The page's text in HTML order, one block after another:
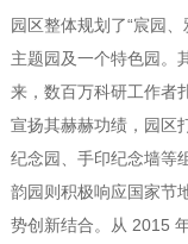
园区整体规划了“宸园
主题园及一个特色园。
来，数百万科研工作者
宣扬其赫赫功绩，园区
纪念园、手印纪念墙等
韵园则积极响应国家节
势创新结合。从 2015